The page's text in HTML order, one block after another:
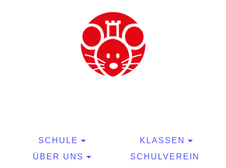
SCHULE
KLASSEN
ÜBER UNS
SCHULVEREIN